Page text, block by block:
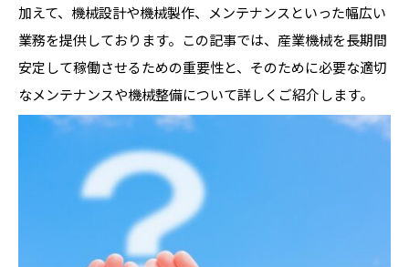
加えて、機械設計や機械製作、メンテナンスといった幅広い
業務を提供しております。この記事では、産業機械を長期間
安定して稼働させるための重要性と、そのために必要な適切
なメンテナンスや機械整備について詳しくご紹介します。